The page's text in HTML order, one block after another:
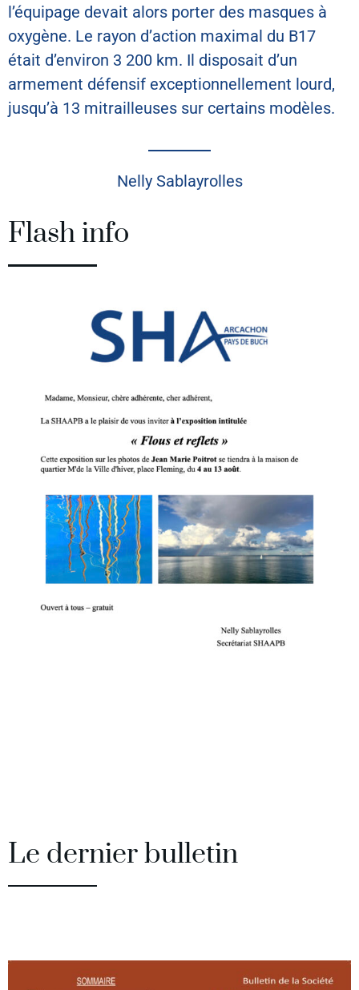
l’équipage devait alors porter des masques à
oxygène. Le rayon d’action maximal du B17
était d’environ 3 200 km. Il disposait d’un
armement défensif exceptionnellement lourd,
jusqu’à 13 mitrailleuses sur certains modèles.
Nelly Sablayrolles
Flash info
Le dernier bulletin